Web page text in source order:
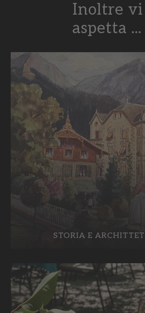
Inoltre vi
aspetta ...
STORIA E